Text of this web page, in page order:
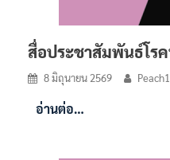
สื่อประชาสัมพันธ์โร
8 มิถุนายน 2569
อ่านต่อ…